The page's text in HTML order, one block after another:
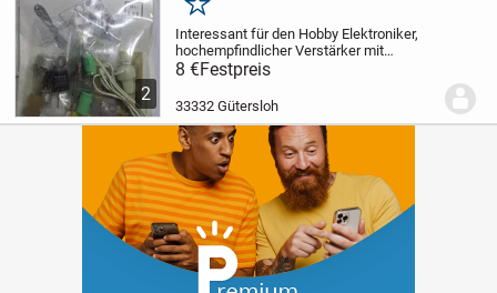
2
Merken
Interessant für den Hobby Elektroniker,
hochempfindlicher Verstärker mit
Mikrofonkapsel und Ohrhörer,
8 €Festpreis
33332 Gütersloh